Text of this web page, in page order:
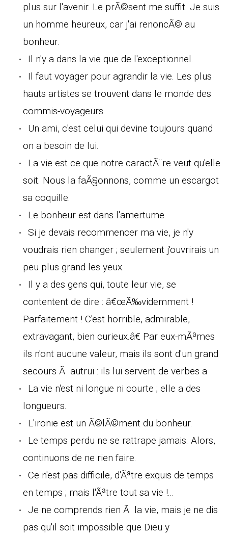
plus sur l'avenir. Le prÃ©sent me suffit. Je suis
un homme heureux, car j'ai renoncÃ© au
bonheur.
Il n'y a dans la vie que de l'exceptionnel.
Il faut voyager pour agrandir la vie. Les plus
hauts artistes se trouvent dans le monde des
commis-voyageurs.
Un ami, c'est celui qui devine toujours quand
on a besoin de lui.
La vie est ce que notre caractÃ¨re veut qu'elle
soit. Nous la faÃ§onnons, comme un escargot
sa coquille.
Le bonheur est dans l'amertume.
Si je devais recommencer ma vie, je n'y
voudrais rien changer ; seulement j'ouvrirais un
peu plus grand les yeux.
Il y a des gens qui, toute leur vie, se
contentent de dire : â€œÃ‰videmment !
Parfaitement ! C'est horrible, admirable,
extravagant, bien curieux.â€ Par eux-mÃªmes
ils n'ont aucune valeur, mais ils sont d'un grand
secours Ã autrui : ils lui servent de verbes a
La vie n'est ni longue ni courte ; elle a des
longueurs.
L'ironie est un Ã©lÃ©ment du bonheur.
Le temps perdu ne se rattrape jamais. Alors,
continuons de ne rien faire.
Ce n'est pas difficile, d'Ãªtre exquis de temps
en temps ; mais l'Ãªtre tout sa vie !...
Je ne comprends rien Ã la vie, mais je ne dis
pas qu'il soit impossible que Dieu y